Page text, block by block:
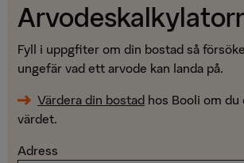
Fyll i uppgfiter om din bostad så
ungefär vad ett arvode kan landa på.
Värdera din bostad hos Booli om du
värdet.
Adress